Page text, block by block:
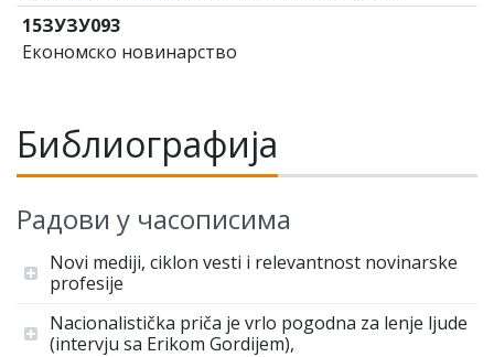
15ЗУЗУ093
Економско новинарство
Библиографија
Радови у часописима
Novi mediji, ciklon vesti i relevantnost novinarske
profesije
Nacionalistička priča je vrlo pogodna za lenje ljude
(intervju sa Erikom Gordijem),